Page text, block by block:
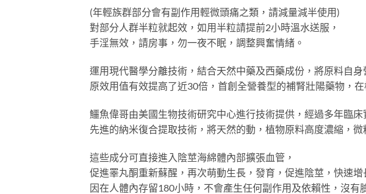
(年輕族群部分會有副作用輕微頭痛之類，請減量減半使用)
對部分人群半粒就起效，如用半粒請提前2小時溫水送服，
手淫無效，請房事，勿一夜不眠，調整興奮情緒。
運用現代醫學分離技術，結合天然中藥及西藥成份，將原料自
原效用值有效提高了近30倍，首創全營養型的補腎壯陽藥物，
鱷魚偉哥由美國生物技術研究中心進行技術提供，經過多年臨床
先進的納米復合提取技術，將天然的動，植物原料高度濃縮，微
這些成分可直接進入陰莖海綿體內部擴張血管，
促進睪丸酮重新蘇醒，再次萌動生長，發育，促進陰莖，快速增
因在人體內存留180小時，不會產生任何副作用及依賴性，沒有